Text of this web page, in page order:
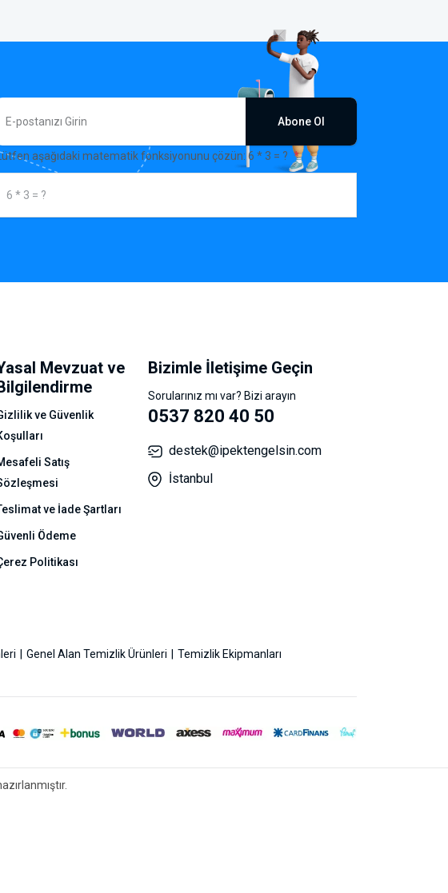
aşağıdaki matematik fonksiyonunu çözün: 6 * 3 = ?
Abone Ol
Mevzuat ve
ve Güvenlik
Satış
ve İade Şartları
Ödeme
Politikası
Bizimle İletişime Geçin
Sorularınız mı var? Bizi arayın
0537 820 40 50
destek@ipektengelsin.com
İstanbul
Genel Alan Temizlik Ürünleri Temizlik Ekipmanları